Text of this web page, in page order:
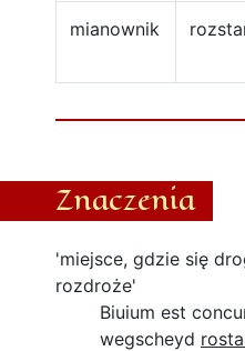
mianownik
Znaczenia
'miejsce, gdzie się
rozdroże'
Biuium est
wegscheyd